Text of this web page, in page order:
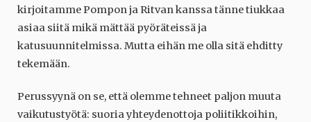
kirjoitamme Pompon ja Ritvan kanssa tänne tiukkaa
asiaa siitä mikä mättää pyöräteissä ja
katusuunnitelmissa. Mutta eihän me olla sitä ehditty
tekemään.
Perussyynä on se, että olemme tehneet paljon muuta
vaikutustyötä: suoria yhteydenottoja poliitikkoihin,